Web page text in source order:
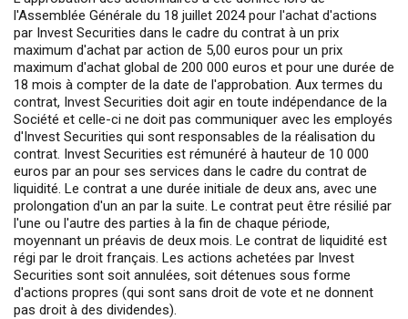
l'Assemblée Générale du 18 juillet 2024 pour l'achat d'actions
par Invest Securities dans le cadre du contrat à un prix
maximum d'achat par action de 5,00 euros pour un prix
maximum d'achat global de 200 000 euros et pour une durée de
18 mois à compter de la date de l'approbation. Aux termes du
contrat, Invest Securities doit agir en toute indépendance de la
Société et celle-ci ne doit pas communiquer avec les employés
d'Invest Securities qui sont responsables de la réalisation du
contrat. Invest Securities est rémunéré à hauteur de 10 000
euros par an pour ses services dans le cadre du contrat de
liquidité. Le contrat a une durée initiale de deux ans, avec une
prolongation d'un an par la suite. Le contrat peut être résilié par
l'une ou l'autre des parties à la fin de chaque période,
moyennant un préavis de deux mois. Le contrat de liquidité est
régi par le droit français. Les actions achetées par Invest
Securities sont soit annulées, soit détenues sous forme
d'actions propres (qui sont sans droit de vote et ne donnent
pas droit à des dividendes).